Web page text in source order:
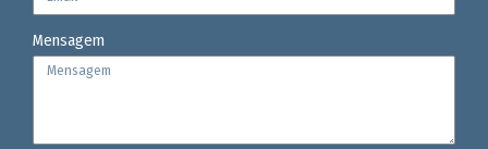
Mensagem